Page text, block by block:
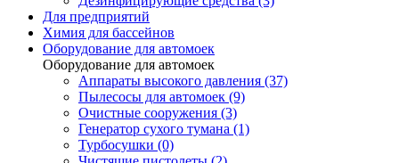
Для предприятий
Химия для бассейнов
Оборудование для автомоек
Оборудование для автомоек
Аппараты высокого давления (37)
Пылесосы для автомоек (9)
Очистные сооружения (3)
Генератор сухого тумана (1)
Турбосушки (0)